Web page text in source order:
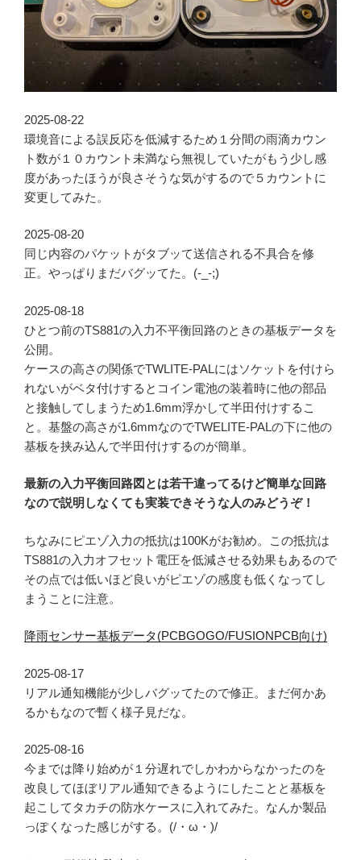
2025-08-22
環境音による誤反応を低減するため１分間の雨滴カウン
ト数が１０カウント未満なら無視していたがもう少し感
度があったほうが良さそうな気がするので５カウントに
変更してみた。
2025-08-20
同じ内容のパケットがタブッて送信される不具合を修
正。やっぱりまだバグッてた。(-_-;)
2025-08-18
ひとつ前のTS881の入力不平衡回路のときの基板データを
公開。
ケースの高さの関係でTWLITE-PALにはソケットを付けら
れないがベタ付けするとコイン電池の装着時に他の部品
と接触してしまうため1.6mm浮かして半田付けするこ
と。基盤の高さが1.6mmなのでTWELITE-PALの下に他の
基板を挟み込んで半田付けするのが簡単。
最新の入力平衡回路図とは若干違ってるけど簡単な回路
なので説明しなくても実装できそうな人のみどうぞ！
ちなみにピエゾ入力の抵抗は100Kがお勧め。この抵抗は
TS881の入力オフセット電圧を低減させる効果もあるので
その点では低いほど良いがピエゾの感度も低くなってし
まうことに注意。
降雨センサー基板データ(PCBGOGO/FUSIONPCB向け)
2025-08-17
リアル通知機能が少しバグッてたので修正。まだ何かあ
るかもなので暫く様子見だな。
2025-08-16
今までは降り始めが１分遅れでしかわからなかったのを
改良してほぼリアル通知できるようにしたことと基板を
起こしてタカチの防水ケースに入れてみた。なんか製品
っぽくなった感じがする。(/・ω・)/